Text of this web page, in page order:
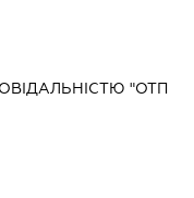
"ОТП